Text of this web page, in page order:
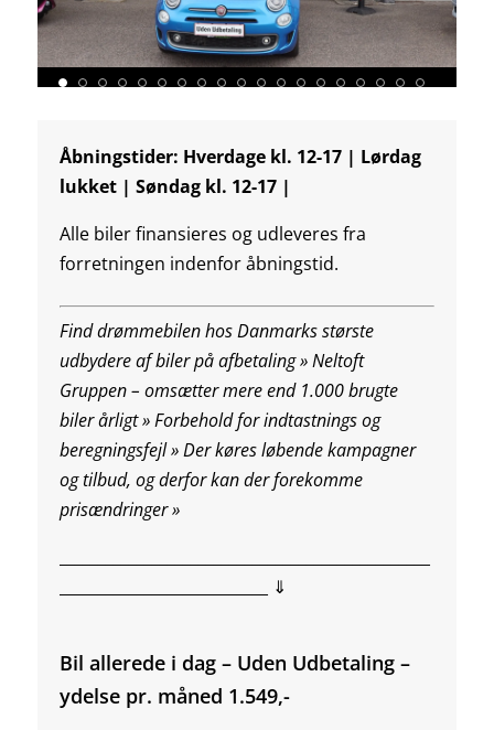
Åbningstider: Hverdage kl. 12-17 | Lørdag
lukket | Søndag kl. 12-17 |
Alle biler finansieres og udleveres fra
forretningen indenfor åbningstid.
Find drømmebilen hos Danmarks største
udbydere af biler på afbetaling » Neltoft
Gruppen – omsætter mere end 1.000 brugte
biler årligt » Forbehold for indtastnings og
beregningsfejl »Der køres løbende kampagner
og tilbud, og derfor kan der forekomme
prisændringer »
___________________________ ⇓
Bil allerede i dag – Uden Udbetaling –
ydelse pr. måned 1.549,-